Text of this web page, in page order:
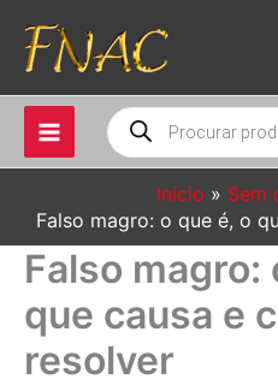
para
conteúdo
Pesquisar
produtos
Início
Sem
Falso magro: o que é, o
Falso magro:
que causa e
resolver